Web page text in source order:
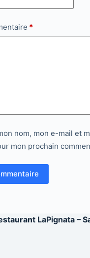
*
nom, mon e-mail et
mon prochain
LaPignata –